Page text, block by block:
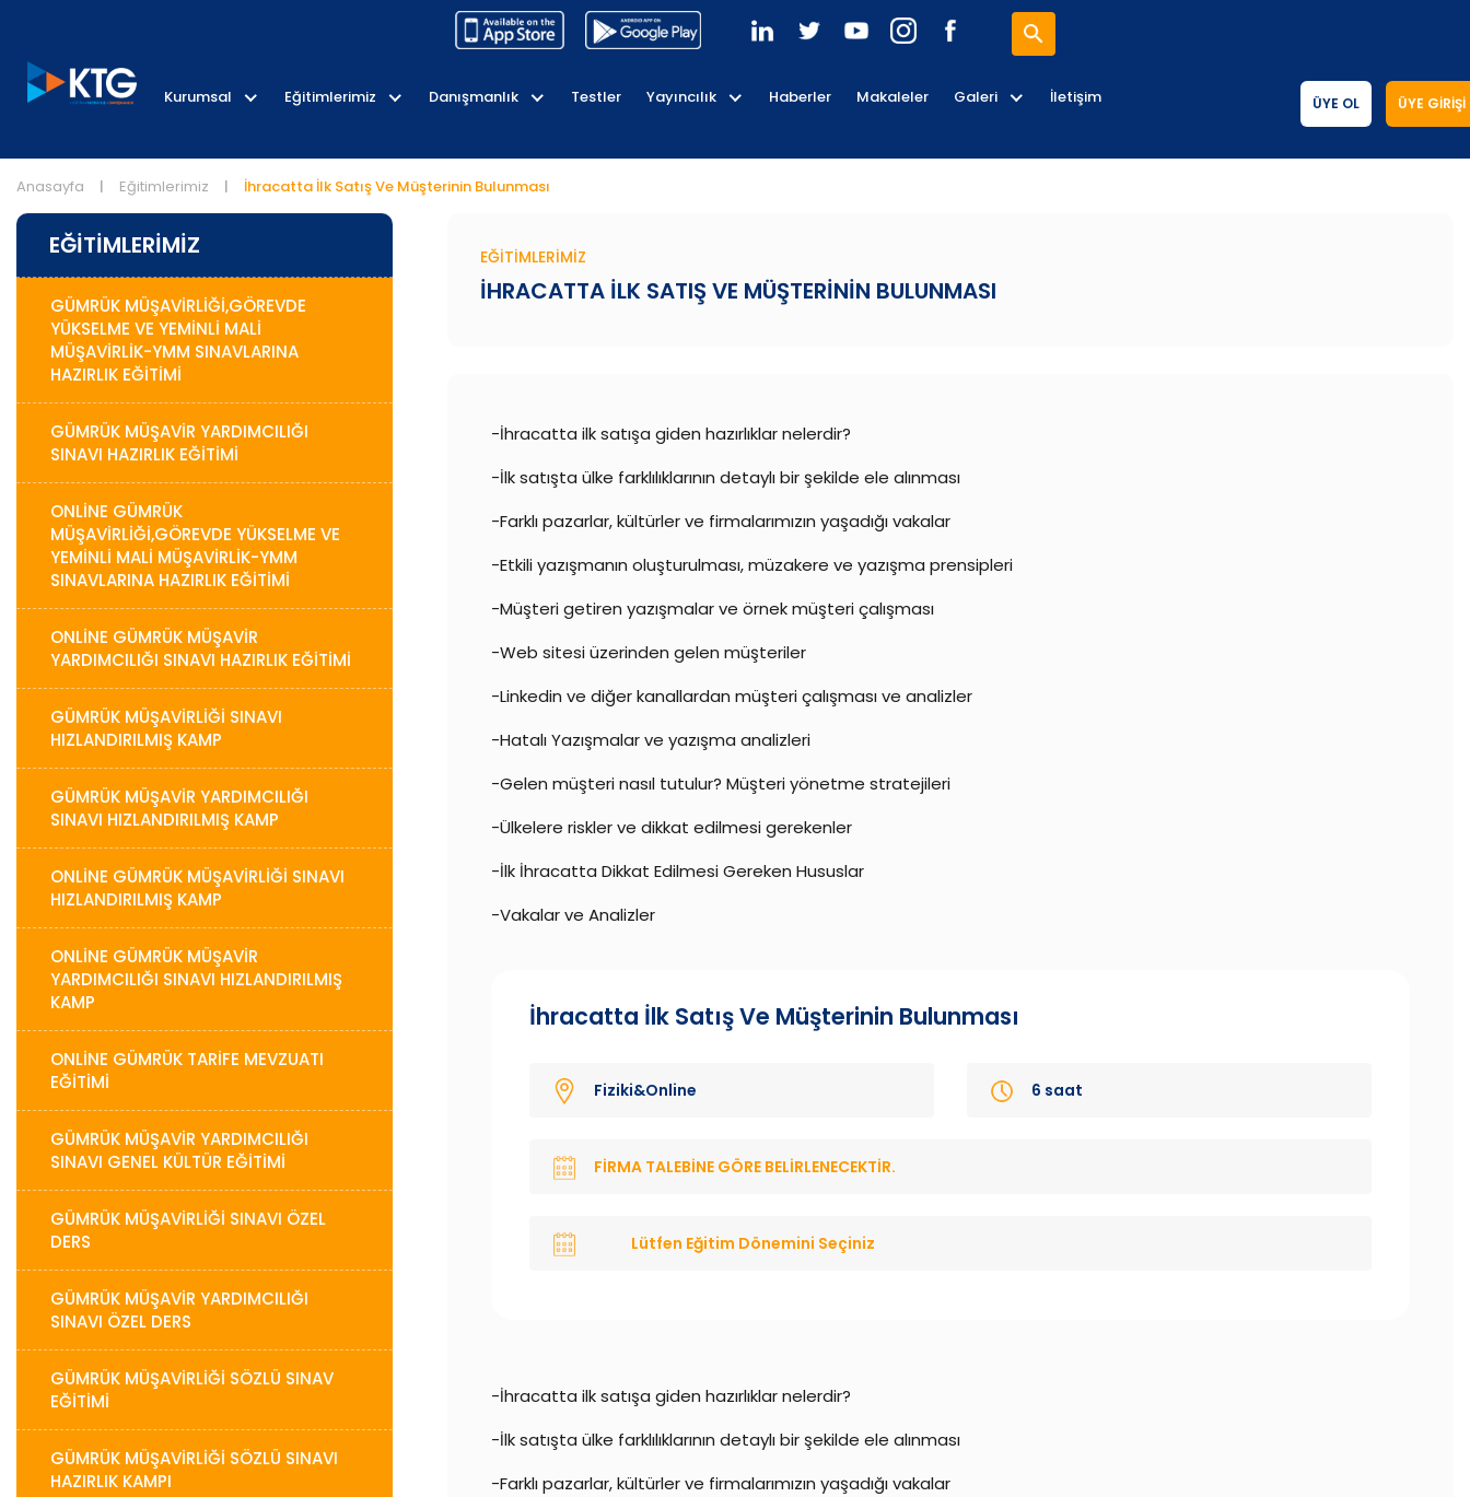
Kurumsal Eğitimlerimiz Danışmanlık Testler Yayıncılık Haberler Makaleler Galeri İletişim ÜYE OL ÜYE GIRIŞI
Anasayfa | Eğitimlerimiz | İhracatta İlk Satış Ve Müşterinin Bulunması
EĞITIMLERIMIZ
GÜMRÜK MÜŞAVİRLİĞİ,GÖREVDE
YÜKSELME VE YEMİNLİ MALİ
MÜŞAVİRLİK-YMM SINAVLARINA
HAZIRLIK EĞİTİMİ
GÜMRÜK MÜŞAVİR YARDIMCILIĞI
SINAVI HAZIRLIK EĞİTİMİ
ONLİNE GÜMRÜK
MÜŞAVİRLİĞİ,GÖREVDE YÜKSELME VE
YEMİNLİ MALİ MÜŞAVİRLİK-YMM
SINAVLARINA HAZIRLIK EĞİTİMİ
ONLİNE GÜMRÜK MÜŞAVİR
YARDIMCILIĞI SINAVI HAZIRLIK EĞİTİMİ
GÜMRÜK MÜŞAVIRLIĞI SINAVI
HIZLANDIRILMIŞ KAMP
GÜMRÜK MÜŞAVIR YARDIMCILIĞI
SINAVI HIZLANDIRILMIŞ KAMP
ONLINE GÜMRÜK MÜŞAVIRLIĞI SINAVI
HIZLANDIRILMIŞ KAMP
ONLINE GÜMRÜK MÜŞAVIR
YARDIMCILIĞI SINAVI HIZLANDIRILMIŞ
KAMP
ONLİNE GÜMRÜK TARİFE MEVZUATI
EĞİTİMİ
GÜMRÜK MÜŞAVIR YARDIMCILIĞI
SINAVI GENEL KÜLTÜR EĞITIMI
GÜMRÜK MÜŞAVIRLIĞI SINAVI ÖZEL
DERS
GÜMRÜK MÜŞAVIR YARDIMCILIĞI
SINAVI ÖZEL DERS
GÜMRÜK MÜŞAVIRLIĞI SÖZLÜ SINAV
EĞITIMI
GÜMRÜK MÜŞAVİRLİĞİ SÖZLÜ SINAVI
HAZIRLIK KAMPI
EĞITIMLERIMIZ
İHRACATTA İLK SATIŞ VE MÜŞTERININ BULUNMASI
-İhracatta ilk satışa giden hazırlıklar nelerdir?
-İlk satışta ülke farklılıklarının detaylı bir şekilde ele alınması
-Farklı pazarlar, kültürler ve firmalarımızın yaşadığı vakalar
-Etkili yazışmanın oluşturulması, müzakere ve yazışma prensipleri
-Müşteri getiren yazışmalar ve örnek müşteri çalışması
-Web sitesi üzerinden gelen müşteriler
-Linkedin ve diğer kanallardan müşteri çalışması ve analizler
-Hatalı Yazışmalar ve yazışma analizleri
-Gelen müşteri nasıl tutulur? Müşteri yönetme stratejileri
-Ülkelere riskler ve dikkat edilmesi gerekenler
-İlk İhracatta Dikkat Edilmesi Gereken Hususlar
-Vakalar ve Analizler
İhracatta İlk Satış Ve Müşterinin Bulunması
Fiziki&Online 6 saat
FIRMA TALEBINE GÖRE BELIRLENECEKTIR.
Lütfen Eğitim Dönemini Seçiniz
-İhracatta ilk satışa giden hazırlıklar nelerdir?
-İlk satışta ülke farklılıklarının detaylı bir şekilde ele alınması
-Farklı pazarlar, kültürler ve firmalarımızın yaşadığı vakalar